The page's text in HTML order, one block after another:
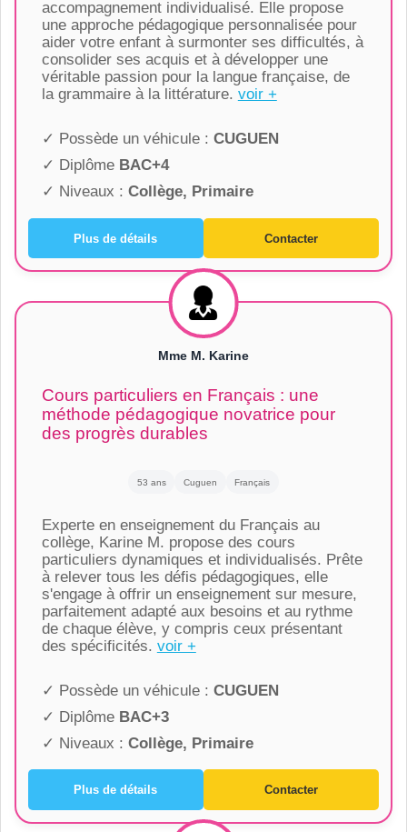
accompagnement individualisé. Elle propose
une approche pédagogique personnalisée pour
aider votre enfant à surmonter ses difficultés, à
consolider ses acquis et à développer une
véritable passion pour la langue française, de
la grammaire à la littérature. voir +
✓ Possède un véhicule : CUGUEN
✓ Diplôme BAC+4
✓ Niveaux : Collège, Primaire
Plus de détails Contacter
Mme M. Karine
Cours particuliers en Français : une
méthode pédagogique novatrice pour
des progrès durables
53 ans Cuguen Français
Experte en enseignement du Français au
collège, Karine M. propose des cours
particuliers dynamiques et individualisés. Prête
à relever tous les défis pédagogiques, elle
s'engage à offrir un enseignement sur mesure,
parfaitement adapté aux besoins et au rythme
de chaque élève, y compris ceux présentant
des spécificités. voir +
✓ Possède un véhicule : CUGUEN
✓ Diplôme BAC+3
✓ Niveaux : Collège, Primaire
Plus de détails Contacter